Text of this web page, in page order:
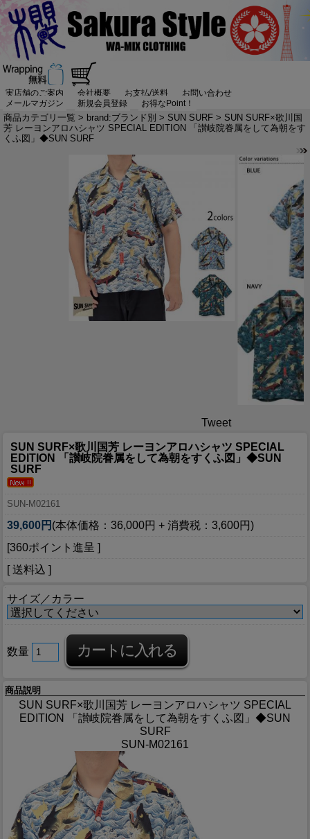
実店舗のご案内 会社概要 お支払/送料
お問い合わせ
メールマガジン
新規会員登録 お得なPoint！
商品カテゴリ一覧 > brand:ブランド別 > SUN SURF > SUN SURF×歌川国
芳 レーヨンアロハシャツ SPECIAL EDITION 「讃岐院眷属をして為朝をす
くふ図」◆SUN SURF
Tweet
SUN SURF×歌川国芳 レーヨンアロハシャツ SPECIAL
EDITION 「讃岐院眷属をして為朝をすくふ図」◆SUN
SURF
SUN-M02161
39,600円 (本体価格：36,000円 + 消費税：3,600円)
[360ポイント進呈 ]
[ 送料込 ]
サイズ／カラー
数量
商品説明
SUN SURF×歌川国芳 レーヨンアロハシャツ SPECIAL
EDITION 「讃岐院眷属をして為朝をすくふ図」◆SUN
SURF
SUN-M02161